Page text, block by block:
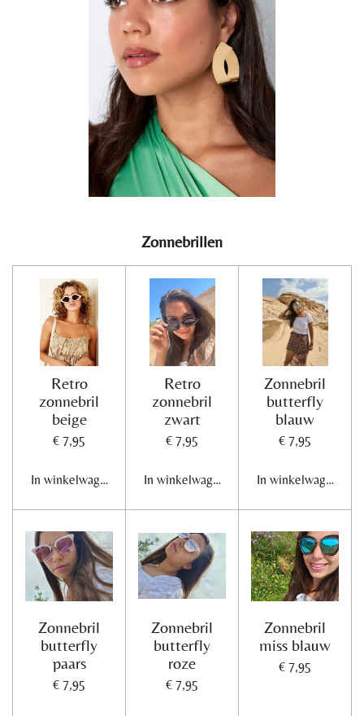
Zonnebrillen
Retro
zonnebril
beige
€ 7,95
In winkelwagen
Retro
zonnebril
zwart
€ 7,95
In winkelwagen
Zonnebril
butterfly
blauw
€ 7,95
In winkelwagen
Zonnebril
butterfly
paars
€ 7,95
Zonnebril
butterfly
roze
€ 7,95
Zonnebril
miss blauw
€ 7,95